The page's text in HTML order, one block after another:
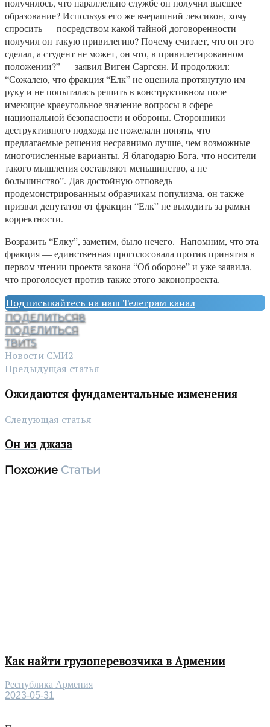
получилось, что параллельно службе он получил высшее
образование? Используя его же вчерашний лексикон, хочу
спросить — посредством какой тайной договоренности
получил он такую привилегию? Почему считает, что он это
сделал, а студент не может, он что, в привилегированном
положении?” — заявил Виген Саргсян. И продолжил:
“Сожалею, что фракция “Елк” не оценила протянутую им
руку и не попыталась решить в конструктивном поле
имеющие краеугольное значение вопросы в сфере
национальной безопасности и обороны. Сторонники
деструктивного подхода не пожелали понять, что
предлагаемые решения несравнимо лучше, чем возможные
многочисленные варианты. Я благодарю Бога, что носители
такого мышления составляют меньшинство, а не
большинство”. Дав достойную отповедь
продемонстрированным образчикам популизма, он также
призвал депутатов от фракции “Елк” не выходить за рамки
корректности.
Возразить “Елку”, заметим, было нечего. Напомним, что эта
фракция — единственная проголосовала против принятия в
первом чтении проекта закона “Об обороне” и уже заявила,
что проголосует против также этого законопроекта.
Подписывайтесь на наш Телеграм канал
ПОДЕЛИТЬСЯ8
ПОДЕЛИТЬСЯ
ТВИТ5
Новости СМИ2
Предыдущая статья
Ожидаются фундаментальные изменения
Следующая статья
Он из джаза
Похожие Статьи
Как найти грузоперевозчика в Армении
Республика Армения
2023-05-31